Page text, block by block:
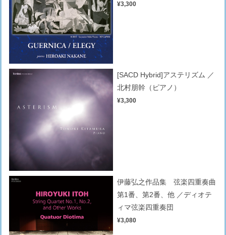
¥3,300
[SACD Hybrid]アステリズム ／
北村朋幹（ピアノ）
¥3,300
伊藤弘之作品集 弦楽四重奏曲
第1番、第2番、他 ／ディオテ
ィマ弦楽四重奏団
¥3,080